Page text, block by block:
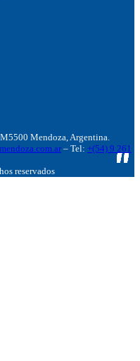
Mendoza, Argentina.
– Tel: +(54) 9 261
reservados